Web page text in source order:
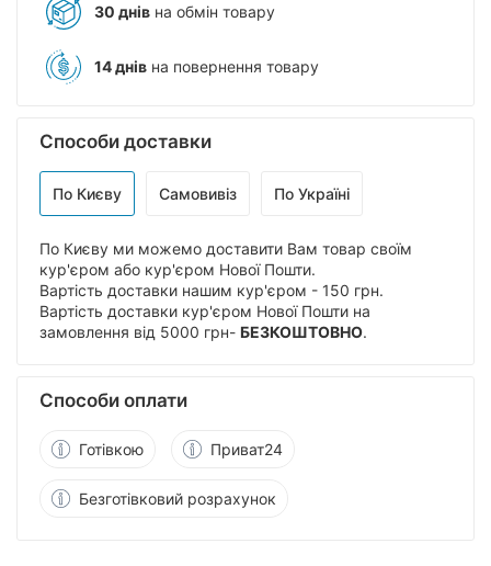
30 днів на обмін товару
14 днів на повернення товару
Способи доставки
По Києву Самовивіз По Україні
По Києву ми можемо доставити Вам товар своїм
кур'єром або кур'єром Нової Пошти.
Вартість доставки нашим кур'єром - 150 грн.
Вартість доставки кур'єром Нової Пошти на
замовлення від 5000 грн- БЕЗКОШТОВНО.
Способи оплати
Готівкою Приват24
Безготівковий розрахунок